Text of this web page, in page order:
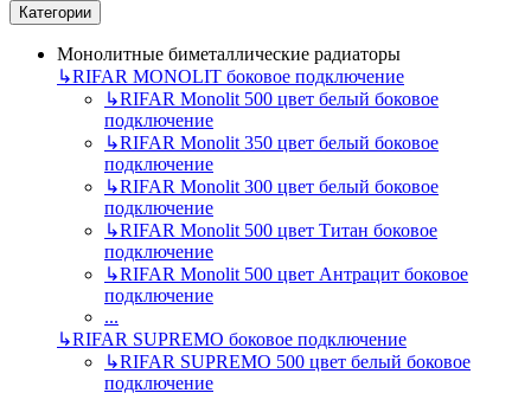
Категории
Монолитные биметаллические радиаторы
↳RIFAR MONOLIT боковое подключение
↳RIFAR Monolit 500 цвет белый боковое
подключение
↳RIFAR Monolit 350 цвет белый боковое
подключение
↳RIFAR Monolit 300 цвет белый боковое
подключение
↳RIFAR Monolit 500 цвет Титан боковое
подключение
↳RIFAR Monolit 500 цвет Антрацит боковое
подключение
...
↳RIFAR SUPREMO боковое подключение
↳RIFAR SUPREMO 500 цвет белый боковое
подключение